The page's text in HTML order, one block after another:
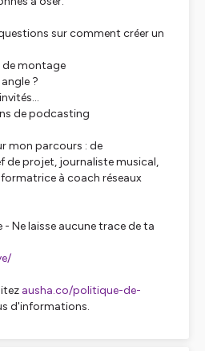
sur comment créer un
de montage
?
de podcasting
mon parcours : de
de projet, journaliste musical,
à coach réseaux
- Ne laisse aucune trace de ta
ausha.co/politique-de-
d'informations.